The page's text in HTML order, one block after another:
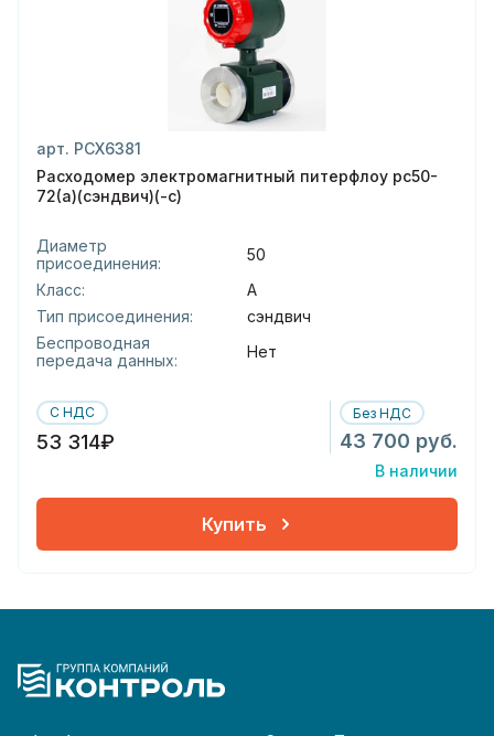
арт. РСХ6381
Расходомер электромагнитный питерфлоу рс50-
72(а)(сэндвич)(-с)
Диаметр
присоединения:
50
Класс:
А
Тип присоединения:
сэндвич
Беспроводная
передача данных:
Нет
С НДС
53 314₽
Без НДС
43 700 руб.
В наличии
Купить